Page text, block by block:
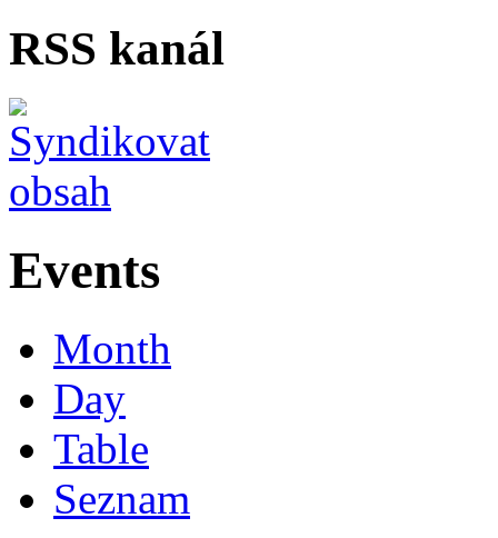
RSS kanál
Events
Month
Day
Table
Seznam